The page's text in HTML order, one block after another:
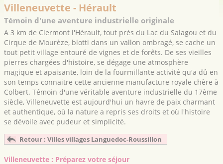
Villeneuvette - Hérault
Témoin d'une aventure industrielle originale
A 3 km de Clermont l'Hérault, tout près du Lac du Salagou et du
Cirque de Mourèze, blotti dans un vallon ombragé, se cache un
tout petit village entouré de vignes et de forêts. De ses vieilles
pierres chargées d'histoire, se dégage une atmosphère
magique et apaisante, loin de la fourmillante activité qu'a dû en
son temps connaitre cette ancienne manufacture royale chère à
Colbert. Témoin d'une véritable aventure industrielle du 17ème
siècle, Villeneuvette est aujourd'hui un havre de paix charmant
et authentique, où la nature a repris ses droits et où l'histoire
se dévoile avec pudeur et simplicité.
Retour : Villes villages Languedoc-Roussillon
Villeneuvette : Préparez votre séjour